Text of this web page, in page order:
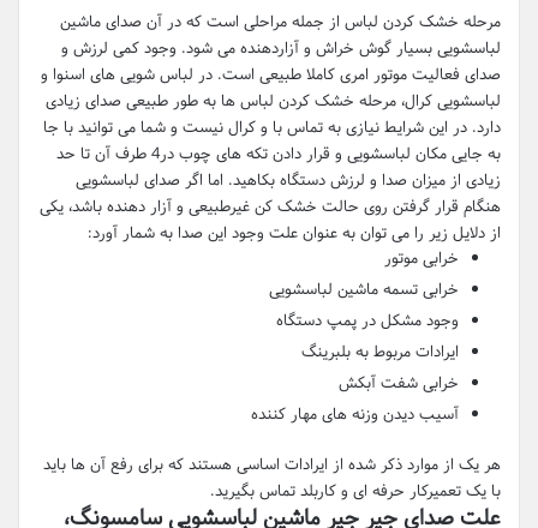
مرحله خشک کردن لباس از جمله مراحلی است که در آن صدای ماشین
لباسشویی بسیار گوش خراش و آزاردهنده می شود. وجود کمی لرزش و
صدای فعالیت موتور امری کاملا طبیعی است. در لباس شویی های اسنوا و
لباسشویی کرال، مرحله خشک کردن لباس ها به طور طبیعی صدای زیادی
دارد. در این شرایط نیازی به تماس با و کرال نیست و شما می توانید با جا
به جایی مکان لباسشویی و قرار دادن تکه های چوب در4 طرف آن تا حد
زیادی از میزان صدا و لرزش دستگاه بکاهید. اما اگر صدای لباسشویی
هنگام قرار گرفتن روی حالت خشک کن غیرطبیعی و آزار دهنده باشد، یکی
از دلایل زیر را می توان به عنوان علت وجود این صدا به شمار آورد:
خرابی موتور
خرابی تسمه ماشین لباسشویی
وجود مشکل در پمپ دستگاه
ایرادات مربوط به بلبرینگ
خرابی شفت آبکش
آسیب دیدن وزنه های مهار کننده
هر یک از موارد ذکر شده از ایرادات اساسی هستند که برای رفع آن ها باید
با یک تعمیرکار حرفه ای و کاربلد تماس بگیرید.
علت صدای جیر جیر ماشین لباسشویی سامسونگ،